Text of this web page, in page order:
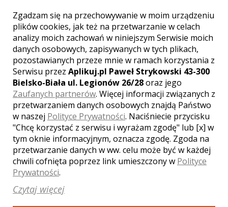
Andrzej - kamerzysta
Tarnobrzeg
2800 zł/ sesja
Ocena:0,00 / 5
(0 opinii)
Poleceń: 40
Zachowaj piękne chwile na dłużej!
Zapewniamy profesjonalną usługę
wideofilmowania ślubu i wesela.
Wszystko takie jak chcesz!
Zgadzam się na przechowywanie w moim urządzeniu
plików cookies, jak też na przetwarzanie w celach
analizy moich zachowań w niniejszym Serwisie moich
danych osobowych, zapisywanych w tych plikach,
pozostawianych przeze mnie w ramach korzystania z
Serwisu przez Aplikuj.pl Paweł Strykowski 43-300
Bielsko-Biała ul. Legionów 26/28oraz jego
Zaufanych partnerów. Więcej informacji związanych z
przetwarzaniem danych osobowych znajdą Państwo
w naszej Polityce Prywatności. Naciśniecie przycisku
"Chcę korzystać z serwisu i wyrażam zgodę" lub [x] w
tym oknie informacyjnym, oznacza zgodę. Zgoda na
przetwarzanie danych w ww. celu może być w każdej
chwili cofnięta poprzez link umieszczony w Polityce
Prywatności.
Czytaj więcej